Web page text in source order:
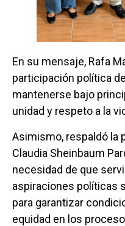
En su mensaje, Rafa
participación política
mantenerse bajo
unidad y respeto a la
Asimismo, respaldó la
Claudia Sheinbaum
necesidad de que
aspiraciones políticas
para garantizar
equidad en los